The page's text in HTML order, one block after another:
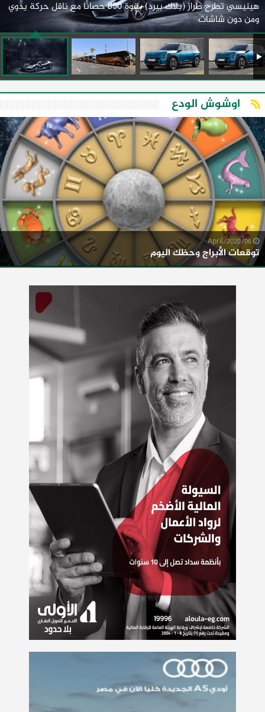
هينيسي تطرح طراز (بلاك بيرد) بقوة 850 حصانًا مع ناقل حركة يدوي
ومن دون شاشات
اوشوش الودع
توقعات الأبراج وحظك اليوم